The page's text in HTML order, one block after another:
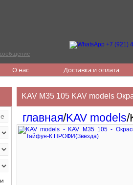
О нас Доставка и оплата
KAV M35 105 KAV models
главная/KAV models/